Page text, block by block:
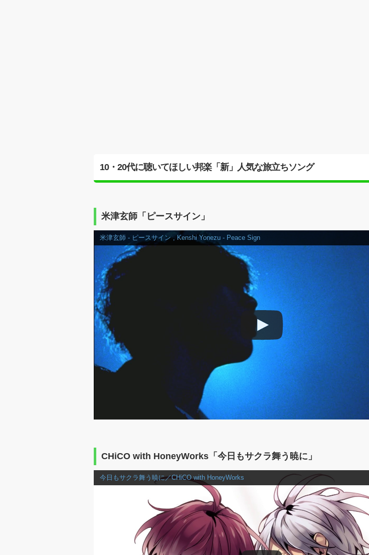
10・20代に聴いてほしい邦楽「新」人気な旅立ちソング
米津玄師「ピースサイン」
米津玄師 - ピースサイン , Kenshi Yonezu - Peace Sign
CHiCO with HoneyWorks「今日もサクラ舞う暁に」
今日もサクラ舞う暁に／CHiCO with HoneyWorks